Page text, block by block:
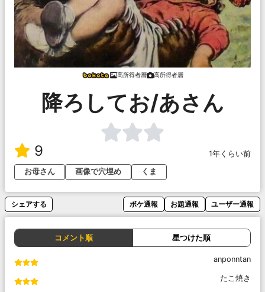
高所得者層 高所得者層
降ろしてお/あさん
9
1年くらい前
お母さん
画像で穴埋め くま
シェアする ボケ通報 お題通報 ユーザー通報
コメント順 星つけた順
anponntan
たこ焼き